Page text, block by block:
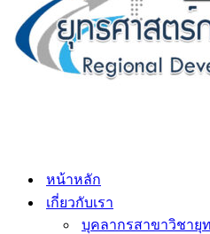
หน้าหลัก
เกี่ยวกับเรา
บุคลากรสาขาวิชา